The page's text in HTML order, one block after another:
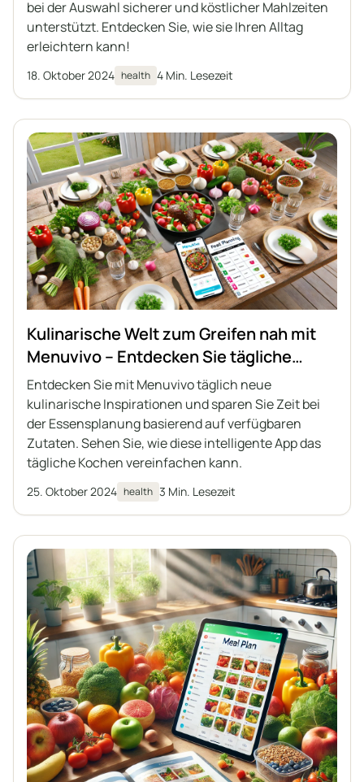
bei der Auswahl sicherer und köstlicher Mahlzeiten
unterstützt. Entdecken Sie, wie sie Ihren Alltag
erleichtern kann!
18. Oktober 2024 health 4 Min. Lesezeit
Kulinarische Welt zum Greifen nah mit
Menuvivo – Entdecken Sie tägliche
Rezept-Inspirationen
Entdecken Sie mit Menuvivo täglich neue
kulinarische Inspirationen und sparen Sie Zeit bei
der Essensplanung basierend auf verfügbaren
Zutaten. Sehen Sie, wie diese intelligente App das
tägliche Kochen vereinfachen kann.
25. Oktober 2024 health 3 Min. Lesezeit